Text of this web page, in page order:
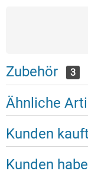
Zubehör 3
Ähnliche
Kunden
Kunden